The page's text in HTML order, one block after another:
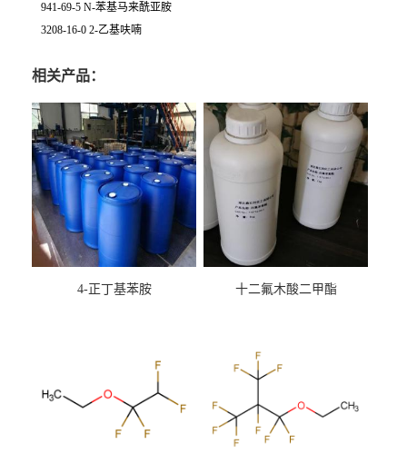
941-69-5 N-苯基马来酰亚胺
3208-16-0 2-乙基呋喃
相关产品：
4-正丁基苯胺 十二氟木酸二甲酯